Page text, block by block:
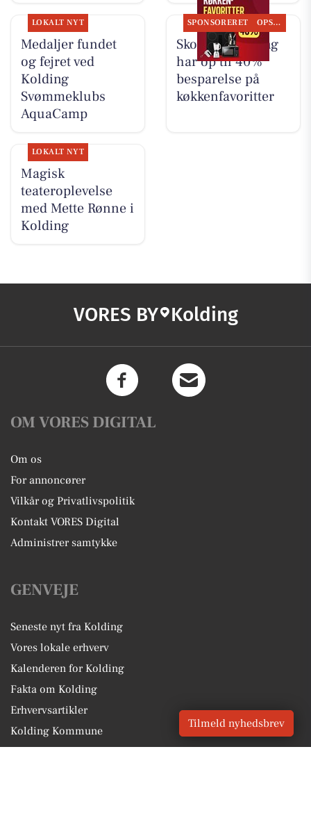
LOKALT NYT
Medaljer fundet
og fejret ved
Kolding
Svømmeklubs
AquaCamp
SPONSORERET OPSLAGSTAVLEN
Skousen Kolding
har op til 40%
besparelse på
køkkenfavoritter
LOKALT NYT
Magisk
teateroplevelse
med Mette Rønne i
Kolding
VORES BY Kolding
OM VORES DIGITAL
Om os
For annoncører
Vilkår og Privatlivspolitik
Kontakt VORES Digital
Administrer samtykke
GENVEJE
Seneste nyt fra Kolding
Vores lokale erhverv
Kalenderen for Kolding
Fakta om Kolding
Erhvervsartikler
Kolding Kommune
Tilmeld nyhedsbrev